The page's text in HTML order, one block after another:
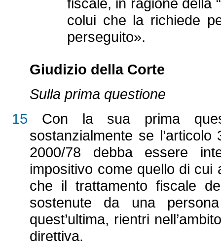
colui che la richiede
perseguito».
Giudizio della Corte
Sulla prima questione
15 Con la sua prima
sostanzialmente se
2000/78 debba essere
impositivo come quello di cui
che il trattamento fiscale
sostenute da una
quest’ultima, rientri
direttiva.